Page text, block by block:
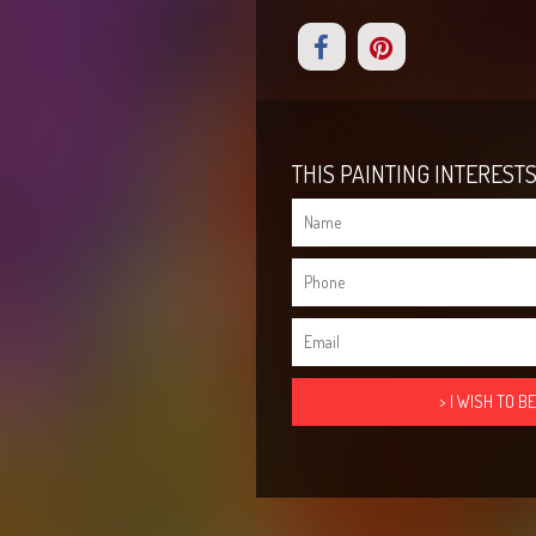
THIS PAINTING